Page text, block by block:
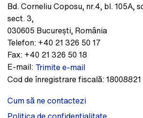
Bd. Corneliu Coposu, nr.4, bl. 105A,
sect. 3,
030605 București, România
Telefon: +40 21 326 50 17
Fax: +40 21 326 50 18
E-mail: Trimite e-mail
Cod de înregistrare fiscală:18008821
Cum să ne contactezi